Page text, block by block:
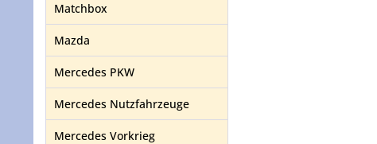
Matchbox
Mazda
Mercedes PKW
Mercedes Nutzfahrzeuge
Mercedes Vorkrieg